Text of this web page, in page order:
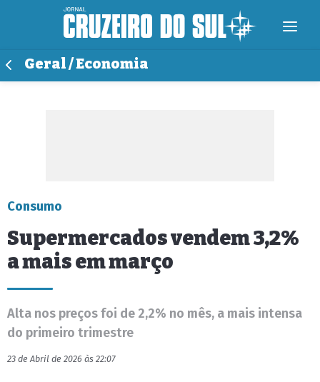
Geral / Economia
Consumo
Supermercados vendem 3,2%
a mais em março
Alta nos preços foi de 2,2% no mês, a mais intensa
do primeiro trimestre
23 de Abril de 2026 às 22:07